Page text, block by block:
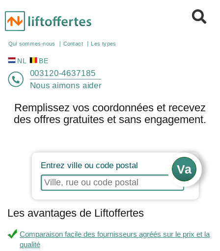
Qui sommes-nous
NL BE
003120-4637185
Nous aimons aider
Remplissez vos coordonnées et recevez
des offres gratuites et sans engagement.
Entrez ville ou code postal
Les avantages de Liftoffertes
Comparaison facile des fournisseurs agréés sur le prix et la
qualité